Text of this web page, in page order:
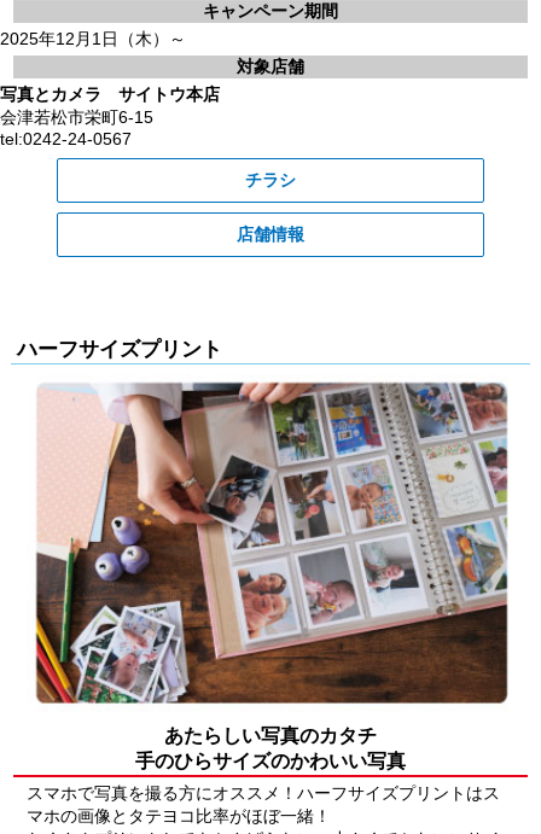
キャンペーン期間
2025年12月1日（木）～
対象店舗
写真とカメラ サイトウ本店
会津若松市栄町6-15
tel:0242-24-0567
チラシ
店舗情報
ハーフサイズプリント
あたらしい写真のカタチ
手のひらサイズのかわいい写真
スマホで写真を撮る方にオススメ！ハーフサイズプリントはス
マホの画像とタテヨコ比率がほぼ一緒！